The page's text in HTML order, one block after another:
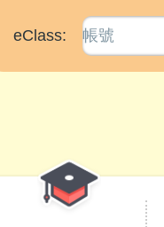
eClass: